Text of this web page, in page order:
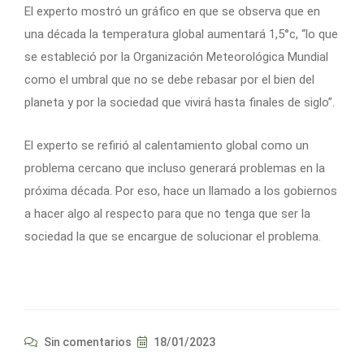
El experto mostró un gráfico en que se observa que en
una década la temperatura global aumentará 1,5°c, “lo que
se estableció por la Organización Meteorológica Mundial
como el umbral que no se debe rebasar por el bien del
planeta y por la sociedad que vivirá hasta finales de siglo”.
El experto se refirió al calentamiento global como un
problema cercano que incluso generará problemas en la
próxima década. Por eso, hace un llamado a los gobiernos
a hacer algo al respecto para que no tenga que ser la
sociedad la que se encargue de solucionar el problema.
Sin comentarios 18/01/2023